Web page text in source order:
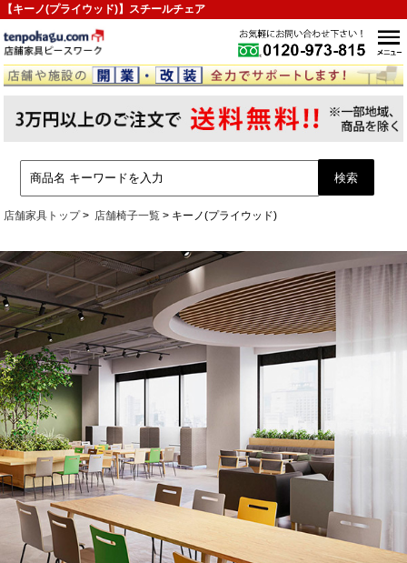
【キーノ(プライウッド)】スチールチェア
店舗家具トップ 店舗椅子一覧 キーノ(プライウッド)